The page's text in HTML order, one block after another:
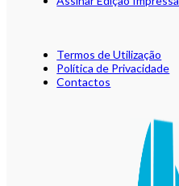
Termos de Utilização
Política de Privacidade
Contactos